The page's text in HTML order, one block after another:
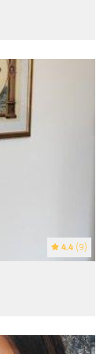
4.4 (9)